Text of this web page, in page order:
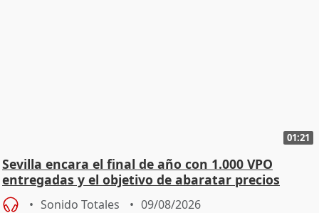
01:21
Sevilla encara el final de año con 1.000 VPO
entregadas y el objetivo de abaratar precios
Sonido Totales 09/08/2026